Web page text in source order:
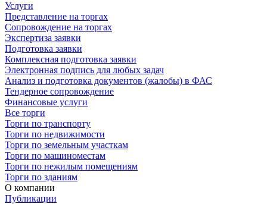
Услуги
Представление на торгах
Сопровождение на торгах
Экспертиза заявки
Подготовка заявки
Комплексная подготовка заявки
Электронная подпись для любых задач
Анализ и подготовка документов (жалобы) в ФАС
Тендерное сопровождение
Финансовые услуги
Все торги
Торги по транспорту
Торги по недвижимости
Торги по земельным участкам
Торги по машиноместам
Торги по нежилым помещениям
Торги по зданиям
О компании
Публикации